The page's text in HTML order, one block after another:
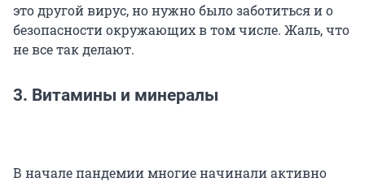
это другой вирус, но нужно было заботиться и о
безопасности окружающих в том числе. Жаль, что
не все так делают.
3. Витамины и минералы
В начале пандемии многие начинали активно